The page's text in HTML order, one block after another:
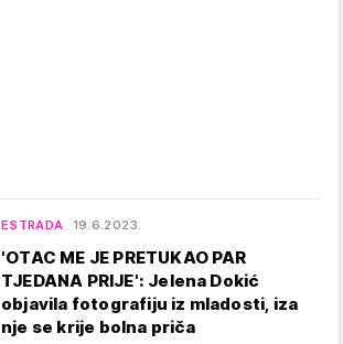
ESTRADA 19.6.2023.
'OTAC ME JE PRETUKAO PAR
TJEDANA PRIJE': Jelena Dokić
objavila fotografiju iz mladosti, iza
nje se krije bolna priča